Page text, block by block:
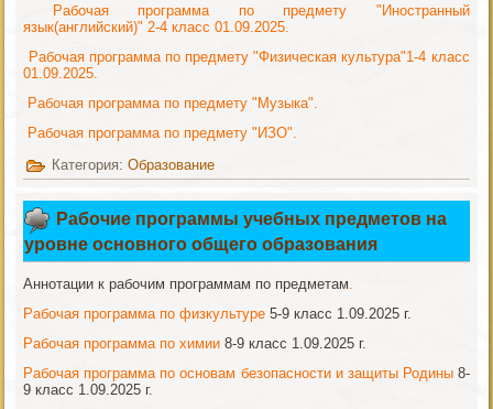
Рабочая программа по предмету "Иностранный
язык(английский)" 2-4 класс 01.09.2025.
Рабочая программа по предмету "Физическая культура"1-4 класс
01.09.2025.
Рабочая программа по предмету "Музыка".
Рабочая программа по предмету "ИЗО".
Категория:Образование
Рабочие программы учебных предметов на
уровне основного общего образования
Аннотации к рабочим программам по предметам
Рабочая программа по физкультуре 5-9 класс 1.09.2025 г.
Рабочая программа по химии 8-9 класс 1.09.2025 г.
Рабочая программа по основам безопасности и защиты Родины8-
9 класс 1.09.2025 г.